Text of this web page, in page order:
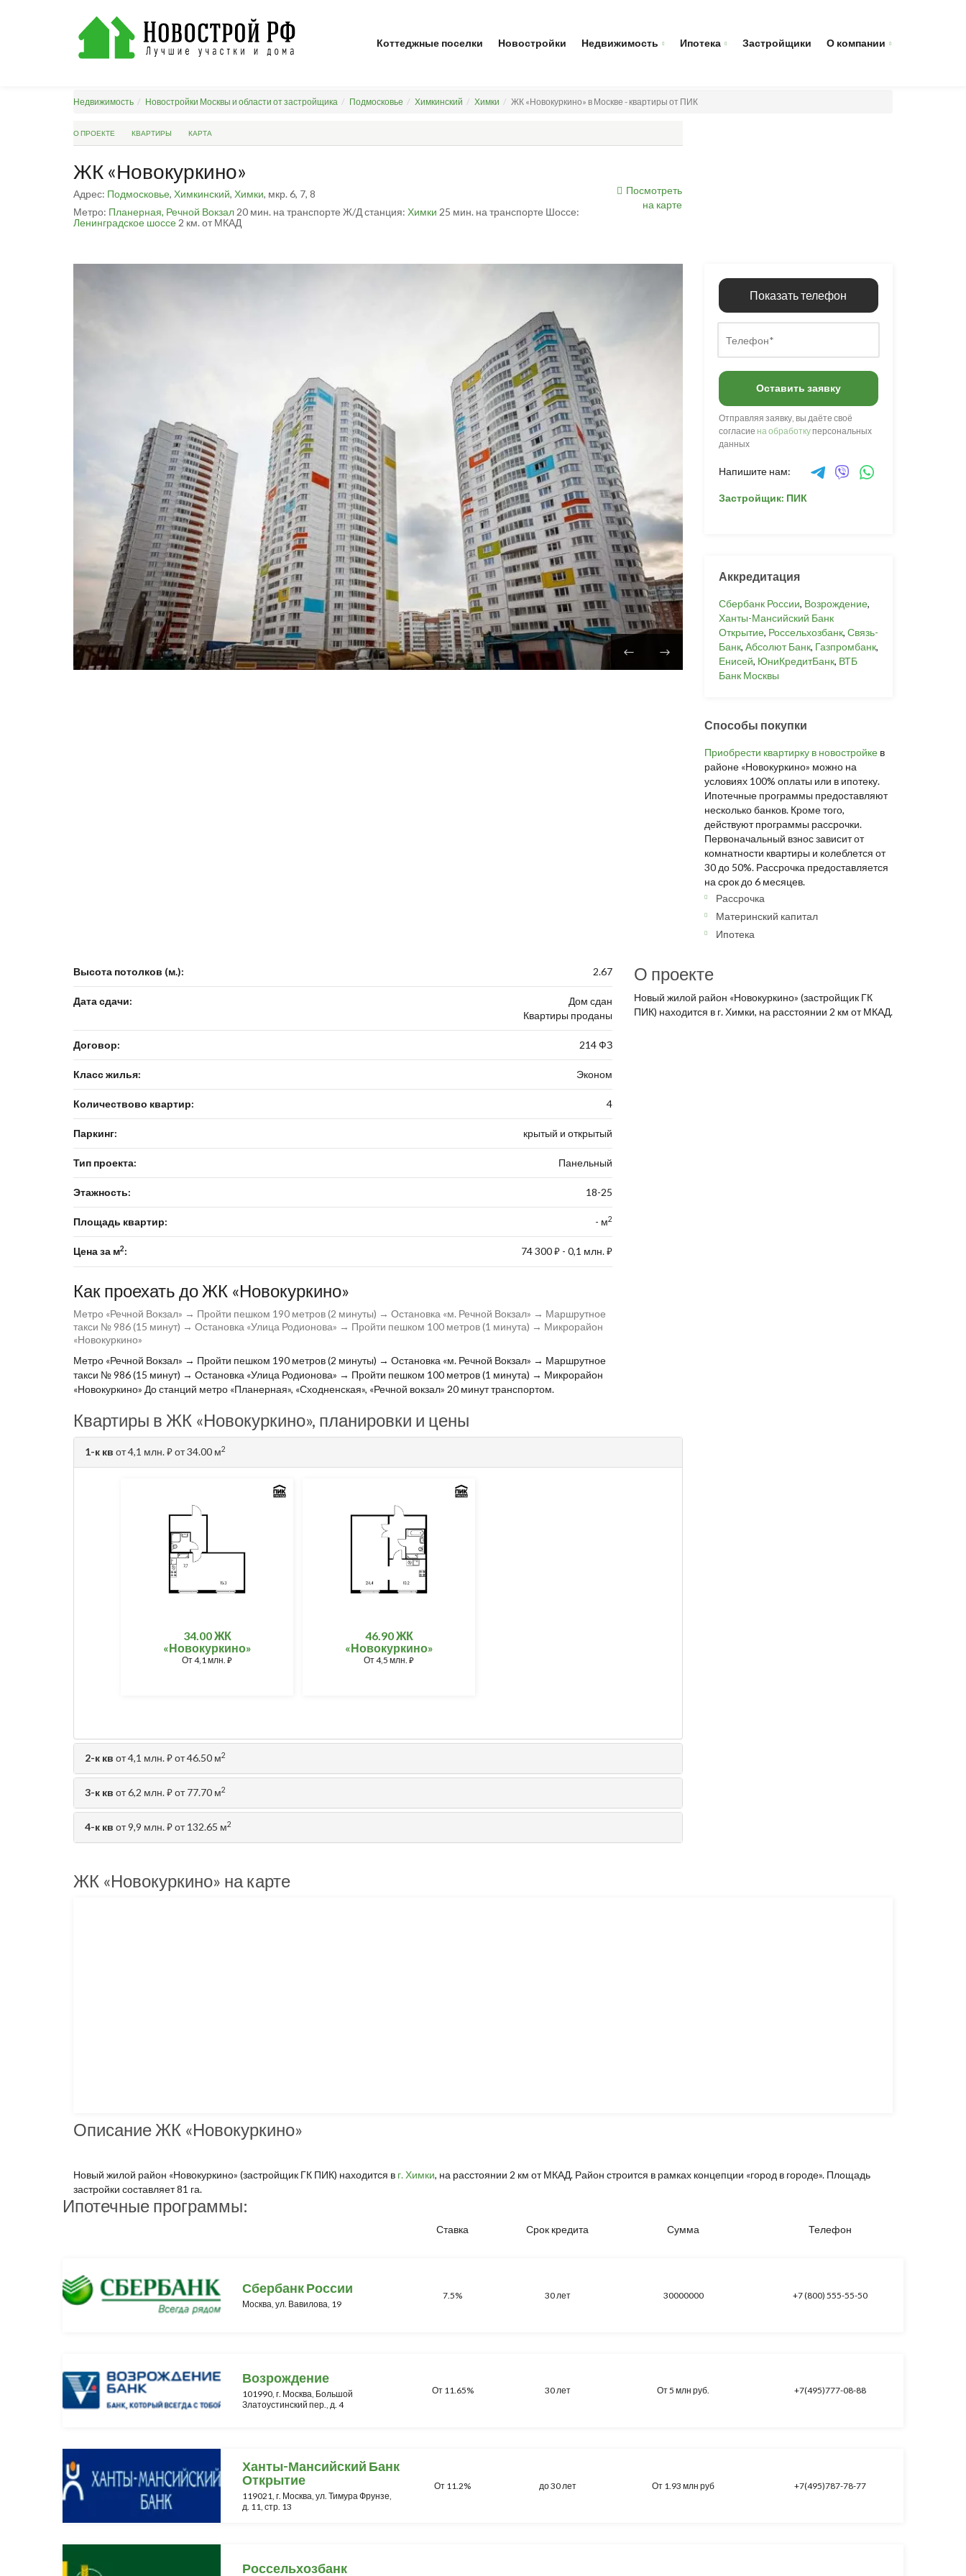
Коттеджные поселки Новостройки Недвижимость Ипотека Застройщики О компании
Недвижимость Новостройки Москвы и области от застройщика Подмосковье Химкинский Химки ЖК «Новокуркино» в Москве - квартиры от ПИК
О ПРОЕКТЕ КВАРТИРЫ КАРТА
ЖК «Новокуркино»
Адрес: Подмосковье, Химкинский, Химки, мкр. 6, 7, 8
Метро: Планерная, Речной Вокзал 20 мин. на транспорте Ж/Д станция: Химки 25 мин. на транспорте Шоссе:
Ленинградское шоссе 2 км. от МКАД
Посмотреть
на карте
Показать телефон
Оставить заявку
Отправляя заявку, вы даёте своё
согласие на обработкуперсональных
данных
Напишите нам:
Застройщик: ПИК
Аккредитация
Сбербанк России, Возрождение,
Ханты-Мансийский Банк
Открытие, Россельхозбанк, Связь-
Банк, Абсолют Банк, Газпромбанк,
Енисей, ЮниКредитБанк, ВТБ
Банк Москвы
Способы покупки
Приобрести квартирку в новостройкев
районе «Новокуркино» можно на
условиях 100% оплаты или в ипотеку.
Ипотечные программы предоставляют
несколько банков. Кроме того,
действуют программы рассрочки.
Первоначальный взнос зависит от
комнатности квартиры и колеблется от
30 до 50%. Рассрочка предоставляется
на срок до 6 месяцев.
Рассрочка
Материнский капитал
Ипотека
Высота потолков (м.): 2.67
Дата сдачи:
Дом сдан
Квартиры проданы
Договор: 214 ФЗ
Класс жилья: Эконом
Количествово квартир: 4
Паркинг: крытый и открытый
Тип проекта: Панельный
Этажность: 18-25
Площадь квартир: - м2
Цена за м2: 74 300⃏ - 0,1 млн.⃏
Как проехать до ЖК «Новокуркино»
Метро «Речной Вокзал» → Пройти пешком 190 метров (2 минуты) → Остановка «м. Речной Вокзал» → Маршрутное
такси № 986 (15 минут) → Остановка «Улица Родионова» → Пройти пешком 100 метров (1 минута) → Микрорайон
«Новокуркино»
Метро «Речной Вокзал» → Пройти пешком 190 метров (2 минуты) → Остановка «м. Речной Вокзал» → Маршрутное
такси № 986 (15 минут) → Остановка «Улица Родионова» → Пройти пешком 100 метров (1 минута) → Микрорайон
«Новокуркино» До станций метро «Планерная», «Сходненская», «Речной вокзал» 20 минут транспортом.
О проекте
Новый жилой район «Новокуркино» (застройщик ГК
ПИК) находится в г. Химки, на расстоянии 2 км от МКАД.
Квартиры в ЖК «Новокуркино», планировки и цены
1-к кв от 4,1 млн.⃏от 34.00 м2
34.00 ЖК
«Новокуркино»
От4,1 млн. ⃏
46.90 ЖК
«Новокуркино»
От4,5 млн. ⃏
2-к кв от 4,1 млн.⃏от 46.50 м2
3-к кв от 6,2 млн.⃏от 77.70 м2
4-к кв от 9,9 млн.⃏от 132.65 м2
ЖК «Новокуркино» на карте
Описание ЖК «Новокуркино»
Новый жилой район «Новокуркино» (застройщик ГК ПИК) находится в г. Химки, на расстоянии 2 км от МКАД. Район строится в рамках концепции «город в городе». Площадь
застройки составляет 81 га.
Ипотечные программы:
Ставка Срок кредита Сумма Телефон
Сбербанк России
Москва, ул. Вавилова, 19
7.5% 30 лет 30000000 +7 (800) 555-55-50
Возрождение
101990, г. Москва, Большой
Златоустинский пер., д. 4
От 11.65% 30 лет От 5 млн руб. +7(495)777-08-88
Ханты-Мансийский Банк
Открытие
119021, г. Москва, ул. Тимура Фрунзе,
д. 11, стр. 13
От 11.2% до 30 лет От 1.93 млн руб +7(495)787-78-77
Россельхозбанк